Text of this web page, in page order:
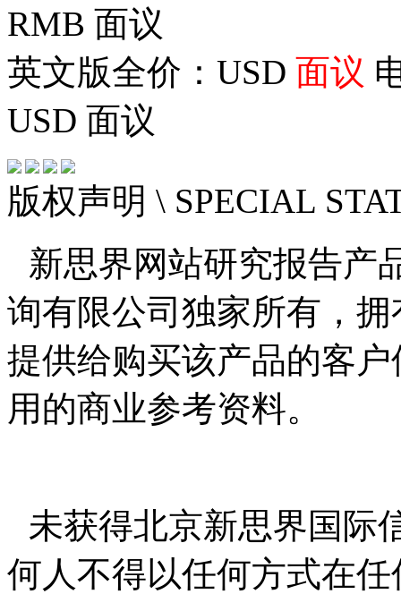
RMB 面议
英文版全价：USD 面议
USD 面议
版权声明 \ SPECIAL
新思界网站研究报告产
询有限公司独家所有，
提供给购买该产品的客
用的商业参考资料。
未获得北京新思界国际
何人不得以任何方式在